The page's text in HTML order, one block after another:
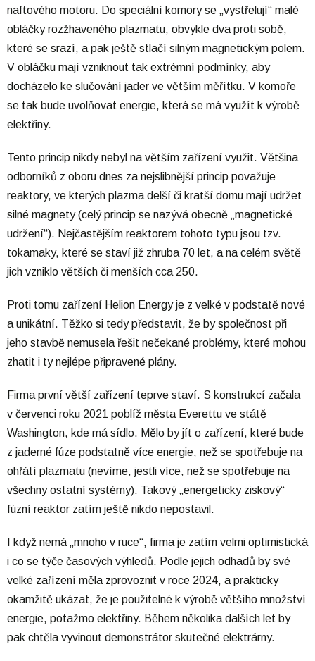
naftového motoru. Do speciální komory se „vystřelují“ malé
obláčky rozžhaveného plazmatu, obvykle dva proti sobě,
které se srazí, a pak ještě stlačí silným magnetickým polem.
V obláčku mají vzniknout tak extrémní podmínky, aby
docházelo ke slučování jader ve větším měřítku. V komoře
se tak bude uvolňovat energie, která se má využít k výrobě
elektřiny.
Tento princip nikdy nebyl na větším zařízení využit. Většina
odborníků z oboru dnes za nejslibnější princip považuje
reaktory, ve kterých plazma delší či kratší domu mají udržet
silné magnety (celý princip se nazývá obecně „magnetické
udržení“). Nejčastějším reaktorem tohoto typu jsou tzv.
tokamaky, které se staví již zhruba 70 let, a na celém světě
jich vzniklo větších či menších cca 250.
Proti tomu zařízení Helion Energy je z velké v podstatě nové
a unikátní. Těžko si tedy představit, že by společnost při
jeho stavbě nemusela řešit nečekané problémy, které mohou
zhatit i ty nejlépe připravené plány.
Firma první větší zařízení teprve staví. S konstrukcí začala
v červenci roku 2021 poblíž města Everettu ve státě
Washington, kde má sídlo. Mělo by jít o zařízení, které bude
z jaderné fúze podstatně více energie, než se spotřebuje na
ohřátí plazmatu (nevíme, jestli více, než se spotřebuje na
všechny ostatní systémy). Takový „energeticky ziskový“
fúzní reaktor zatím ještě nikdo nepostavil.
I když nemá „mnoho v ruce“, firma je zatím velmi optimistická
i co se týče časových výhledů. Podle jejich odhadů by své
velké zařízení měla zprovoznit v roce 2024, a prakticky
okamžitě ukázat, že je použitelné k výrobě většího množství
energie, potažmo elektřiny. Během několika dalších let by
pak chtěla vyvinout demonstrátor skutečné elektrárny.